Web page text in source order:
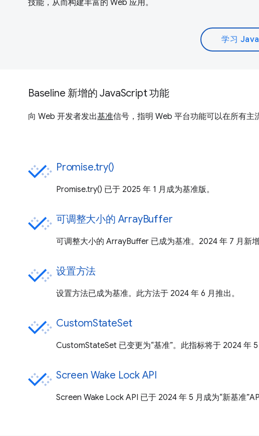
技能，从而构建丰富的 Web 应用。
学习
Baseline 新增的 JavaScript 功能
向 Web 开发者发出基准信号，指明 Web 平台功能可以在所有主
Promise.try()
Promise.try() 已于 2025 年 1 月成为基准版。
可调整大小的 ArrayBuffer
可调整大小的 ArrayBuffer 已成为基准。2024 年 7 月新增
设置方法
设置方法已成为基准。此方法于 2024 年 6 月推出。
CustomStateSet
CustomStateSet 已变更为“基准”。此指标将于 2024 年 5
Screen Wake Lock API
Screen Wake Lock API 已于 2024 年 5 月成为“新基准